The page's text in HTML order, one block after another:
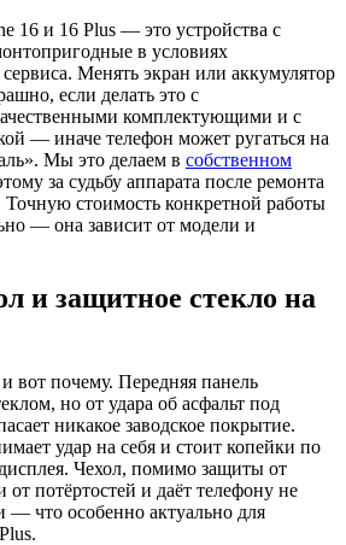
16 и 16 Plus — это устройства с
в условиях
Менять экран или аккумулятор
если делать это с
комплектующими и с
— иначе телефон может ругаться на
Мы это делаем в собственном
за судьбу аппарата после ремонта
стоимость конкретной работы
— она зависит от модели и
и защитное стекло на
вот почему. Передняя панель
но от удара об асфальт под
никакое заводское покрытие.
удар на себя и стоит копейки по
Чехол, помимо защиты от
потёртостей и даёт телефону не
— что особенно актуально для